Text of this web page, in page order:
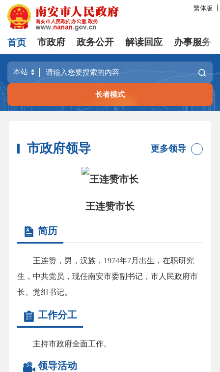
繁体版
首页 市政府 政务公开 解读回应 办事服务
长者模式
市政府领导 更多领导
王连赞市长
简历
王连赞，男，汉族，1974年7月出生，在职研究
生，中共党员，现任南安市委副书记，市人民政府市
长、党组书记。
工作分工
主持市政府全面工作。
领导活动